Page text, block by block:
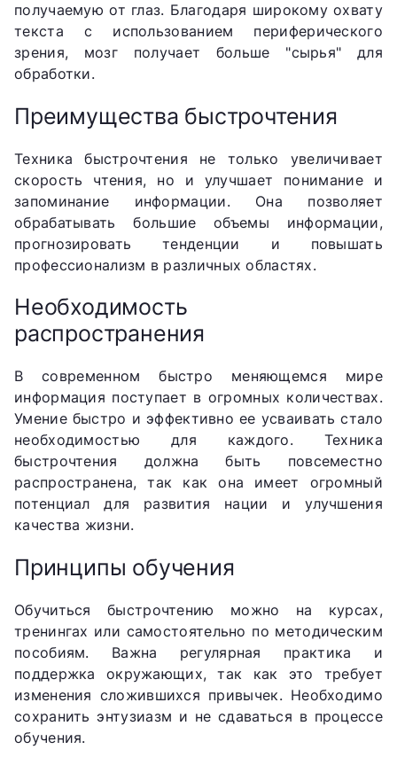
получаемую от глаз. Благодаря широкому охвату
текста с использованием периферического
зрения, мозг получает больше "сырья" для
обработки.
Преимущества быстрочтения
Техника быстрочтения не только увеличивает
скорость чтения, но и улучшает понимание и
запоминание информации. Она позволяет
обрабатывать большие объемы информации,
прогнозировать тенденции и повышать
профессионализм в различных областях.
Необходимость
распространения
В современном быстро меняющемся мире
информация поступает в огромных количествах.
Умение быстро и эффективно ее усваивать стало
необходимостью для каждого. Техника
быстрочтения должна быть повсеместно
распространена, так как она имеет огромный
потенциал для развития нации и улучшения
качества жизни.
Принципы обучения
Обучиться быстрочтению можно на курсах,
тренингах или самостоятельно по методическим
пособиям. Важна регулярная практика и
поддержка окружающих, так как это требует
изменения сложившихся привычек. Необходимо
сохранить энтузиазм и не сдаваться в процессе
обучения.